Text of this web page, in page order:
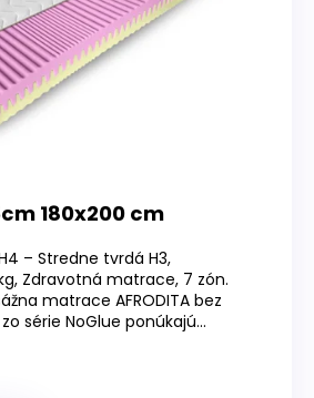
180x200 cm
– Stredne tvrdá H3,
Zdravotná matrace, 7 zón.
matrace AFRODITA bez
série NoGlue ponúkajú...